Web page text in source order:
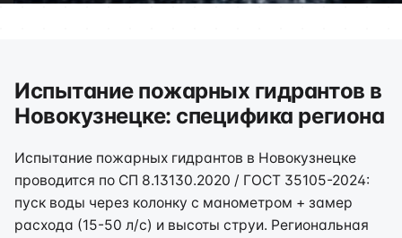
Испытание пожарных гидрантов в
Новокузнецке: специфика региона
Испытание пожарных гидрантов в Новокузнецке
проводится по СП 8.13130.2020 / ГОСТ 35105-2024:
пуск воды через колонку с манометром + замер
расхода (15-50 л/с) и высоты струи. Региональная